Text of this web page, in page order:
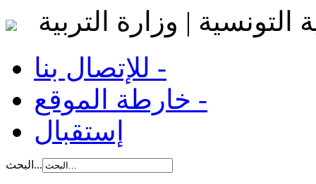
التونسية | وزارة التربية
للإتصال بنا -
خارطة الموقع -
إستقبال
البحث...